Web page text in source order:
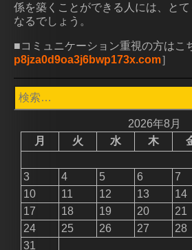
係を築くことができる人には、と
なるでしょう。
■コミュニケーション重視の方はこ
p8jza0d9oa3j6bwp173x.com］
検
索:
2026年8月
月
火 水 木
3
4 5 6 7
10
11 12 13 14
17
18 19 20 21
24
25 26 27 28
31